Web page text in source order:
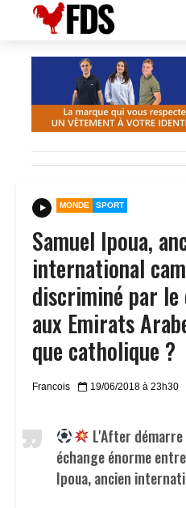
MONDE SPORT
Samuel Ipoua,
international
discriminé par le
aux Emirats
que catholique ?
Francois 19/06/2018 à 23h30
L'After
échange énorme
Ipoua, ancien